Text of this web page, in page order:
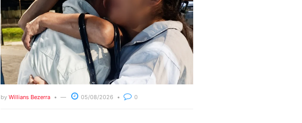
by Willians Bezerra 05/08/2026 0